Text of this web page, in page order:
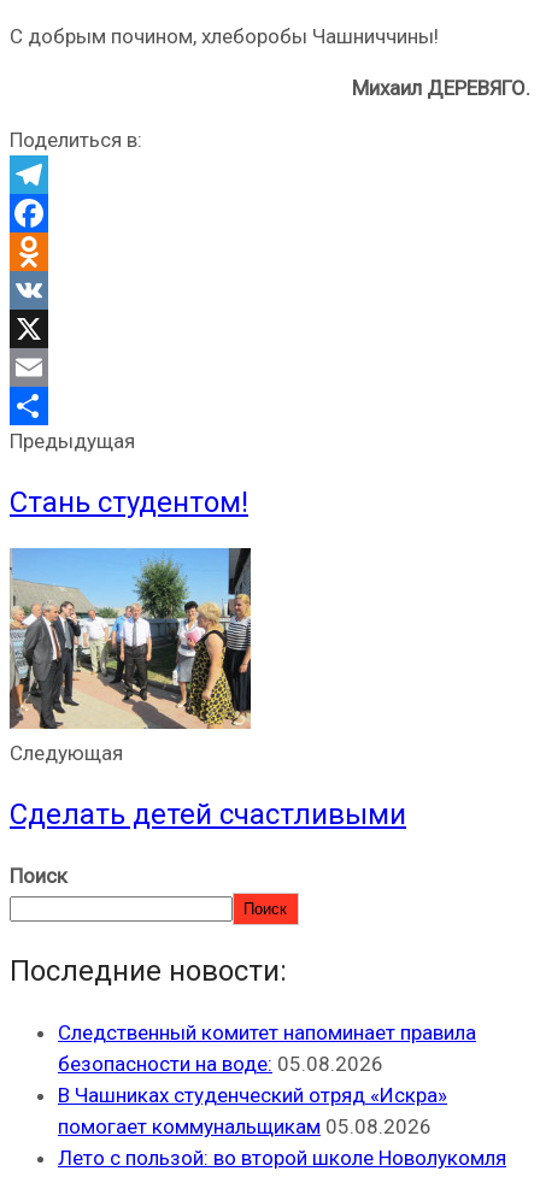
С добрым почином, хлеборобы Чашниччины!
Михаил ДЕРЕВЯГО.
Поделиться в:
Telegram
Facebook
Odnoklassniki
VK
X
Email
Отправить
Предыдущая
Стань студентом!
Следующая
Сделать детей счастливыми
Поиск
Поиск
Последние новости:
Следственный комитет напоминает правила
безопасности на воде: 05.08.2026
В Чашниках студенческий отряд «Искра»
помогает коммунальщикам 05.08.2026
Лето с пользой: во второй школе Новолукомля